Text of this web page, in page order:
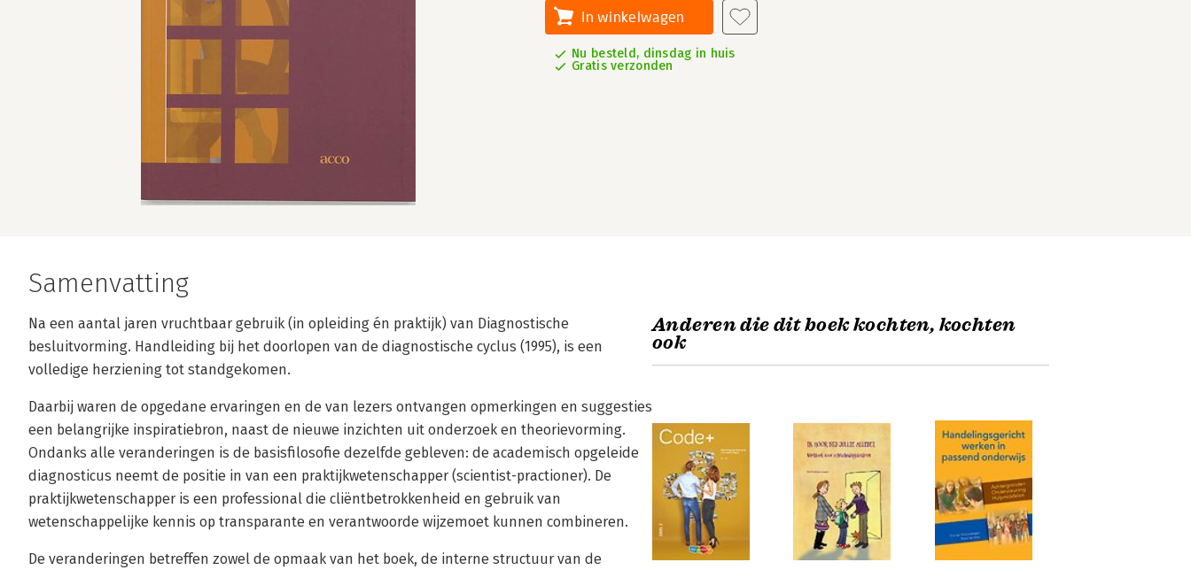
In winkelwagen
Nu besteld, dinsdag in huis
Gratis verzonden
Samenvatting
Na een aantal jaren vruchtbaar gebruik (in opleiding én praktijk) van Diagnostische
besluitvorming. Handleiding bij het doorlopen van de diagnostische cyclus (1995), is een
volledige herziening tot standgekomen.
Daarbij waren de opgedane ervaringen en de van lezers ontvangen opmerkingen en suggesties
een belangrijke inspiratiebron, naast de nieuwe inzichten uit onderzoek en theorievorming.
Ondanks alle veranderingen is de basisfilosofie dezelfde gebleven: de academisch opgeleide
diagnosticus neemt de positie in van een praktijkwetenschapper (scientist-practioner). De
praktijkwetenschapper is een professional die cliëntbetrokkenheid en gebruik van
wetenschappelijke kennis op transparante en verantwoorde wijzemoet kunnen combineren.
De veranderingen betreffen zowel de opmaak van het boek, de interne structuur van de
Anderen die dit boek kochten, kochten
ook